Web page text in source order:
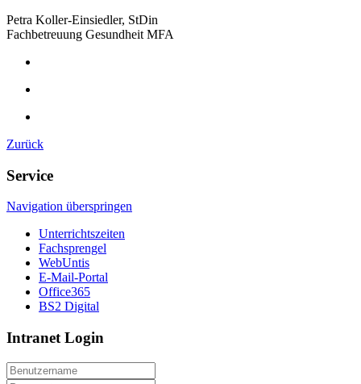
Petra Koller-Einsiedler, StDin
Fachbetreuung Gesundheit MFA
Zurück
Service
Navigation überspringen
Unterrichtszeiten
Fachsprengel
WebUntis
E-Mail-Portal
Office365
BS2 Digital
Intranet Login